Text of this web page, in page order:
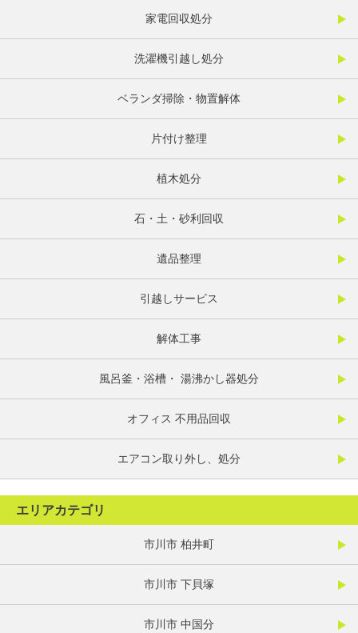
家電回収処分
洗濯機引越し処分
ベランダ掃除・物置解体
片付け整理
植木処分
石・土・砂利回収
遺品整理
引越しサービス
解体工事
風呂釜・浴槽・ 湯沸かし器処分
オフィス 不用品回収
エアコン取り外し、処分
エリアカテゴリ
市川市 柏井町
市川市 下貝塚
市川市 中国分